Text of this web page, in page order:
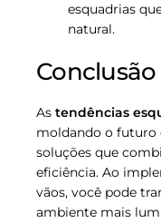
esquadrias
natural.
Conclusão
As tendências
moldando o futuro
soluções que
eficiência. Ao
vãos, você pode
ambiente mais